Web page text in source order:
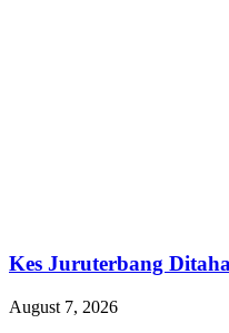
Kes Juruterbang
August 7, 2026